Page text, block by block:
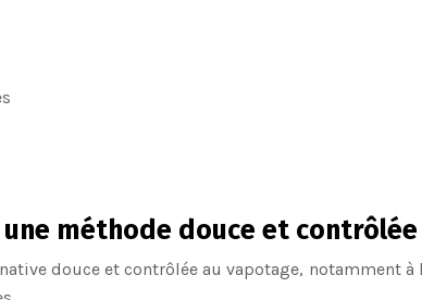
une méthode douce et contrôlée
douce et contrôlée au vapotage,